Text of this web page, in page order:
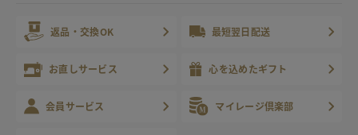
返品・交換OK 最短翌日配送
お直しサービス 心を込めたギフト
会員サービス マイレージ倶楽部